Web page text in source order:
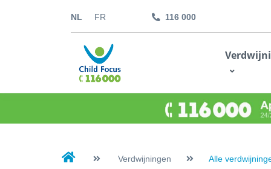
NL FR 116 000
Verdwijningen Alle